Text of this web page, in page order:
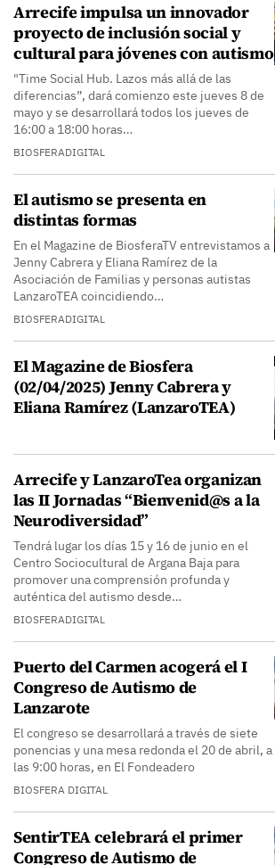
Arrecife impulsa un innovador
proyecto de inclusión social y
cultural para jóvenes con autismo
"Time Social Hub. Lazos más allá de las
diferencias”, dará comienzo este jueves 8 de
mayo y se desarrollará todos los jueves de
16:00 a 18:00 horas…
BIOSFERADIGITAL
El autismo se presenta en
distintas formas
En el Magazine de BiosferaTV entrevistamos a
Jenny Cabrera y Eliana Ramírez de la
Asociación de Familias y personas autistas
LanzaroTEA coincidiendo…
BIOSFERADIGITAL
El Magazine de Biosfera
(02/04/2025) Jenny Cabrera y
Eliana Ramírez (LanzaroTEA)
Arrecife y LanzaroTea organizan
las II Jornadas “Bienvenid@s a la
Neurodiversidad”
Tendrá lugar los días 15 y 16 de junio en el
Centro Sociocultural de Argana Baja para
promover una comprensión profunda y
auténtica del autismo desde…
BIOSFERADIGITAL
Puerto del Carmen acogerá el I
Congreso de Autismo de
Lanzarote
El congreso se desarrollará a través de siete
ponencias y una mesa redonda el 20 de abril, a
las 9:00 horas, en El Fondeadero
BIOSFERA DIGITAL
SentirTEA celebrará el primer
Congreso de Autismo de